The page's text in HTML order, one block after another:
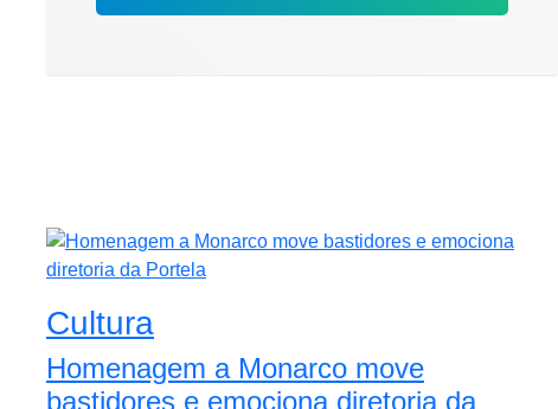
Cultura
Homenagem a Monarco move
bastidores e emociona diretoria da